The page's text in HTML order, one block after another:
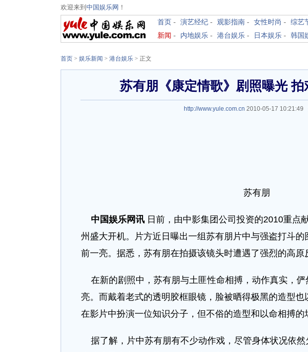
欢迎来到 中国娱乐网 ！
首页 - 演艺经纪 - 观影指南 - 女性时尚 - 综艺
新闻 - 内地娱乐 - 港台娱乐 - 日本娱乐 - 韩国
首页 > 娱乐新闻 > 港台娱乐 > 正文
苏有朋《康定情歌》剧照曝光
http://www.yule.com.cn 2010-05-17 10:21:49
苏有朋
中国娱乐网讯 日前，由中影集团公司投资的2010重点
州盛大开机。片方近日曝出一组苏有朋片中与强盗打斗
前一亮。据悉，苏有朋在拍摄该镜头时遭遇了强烈的高原
在新的剧照中，苏有朋与土匪性命相搏，动作真实，
亮。而戴着老式的透明胶框眼镜，脸被晒得极黑的造型
在影片中扮演一位知识分子，但不俗的造型和以命相搏的
据了解，片中苏有朋有不少动作戏，尽管身体状况依然